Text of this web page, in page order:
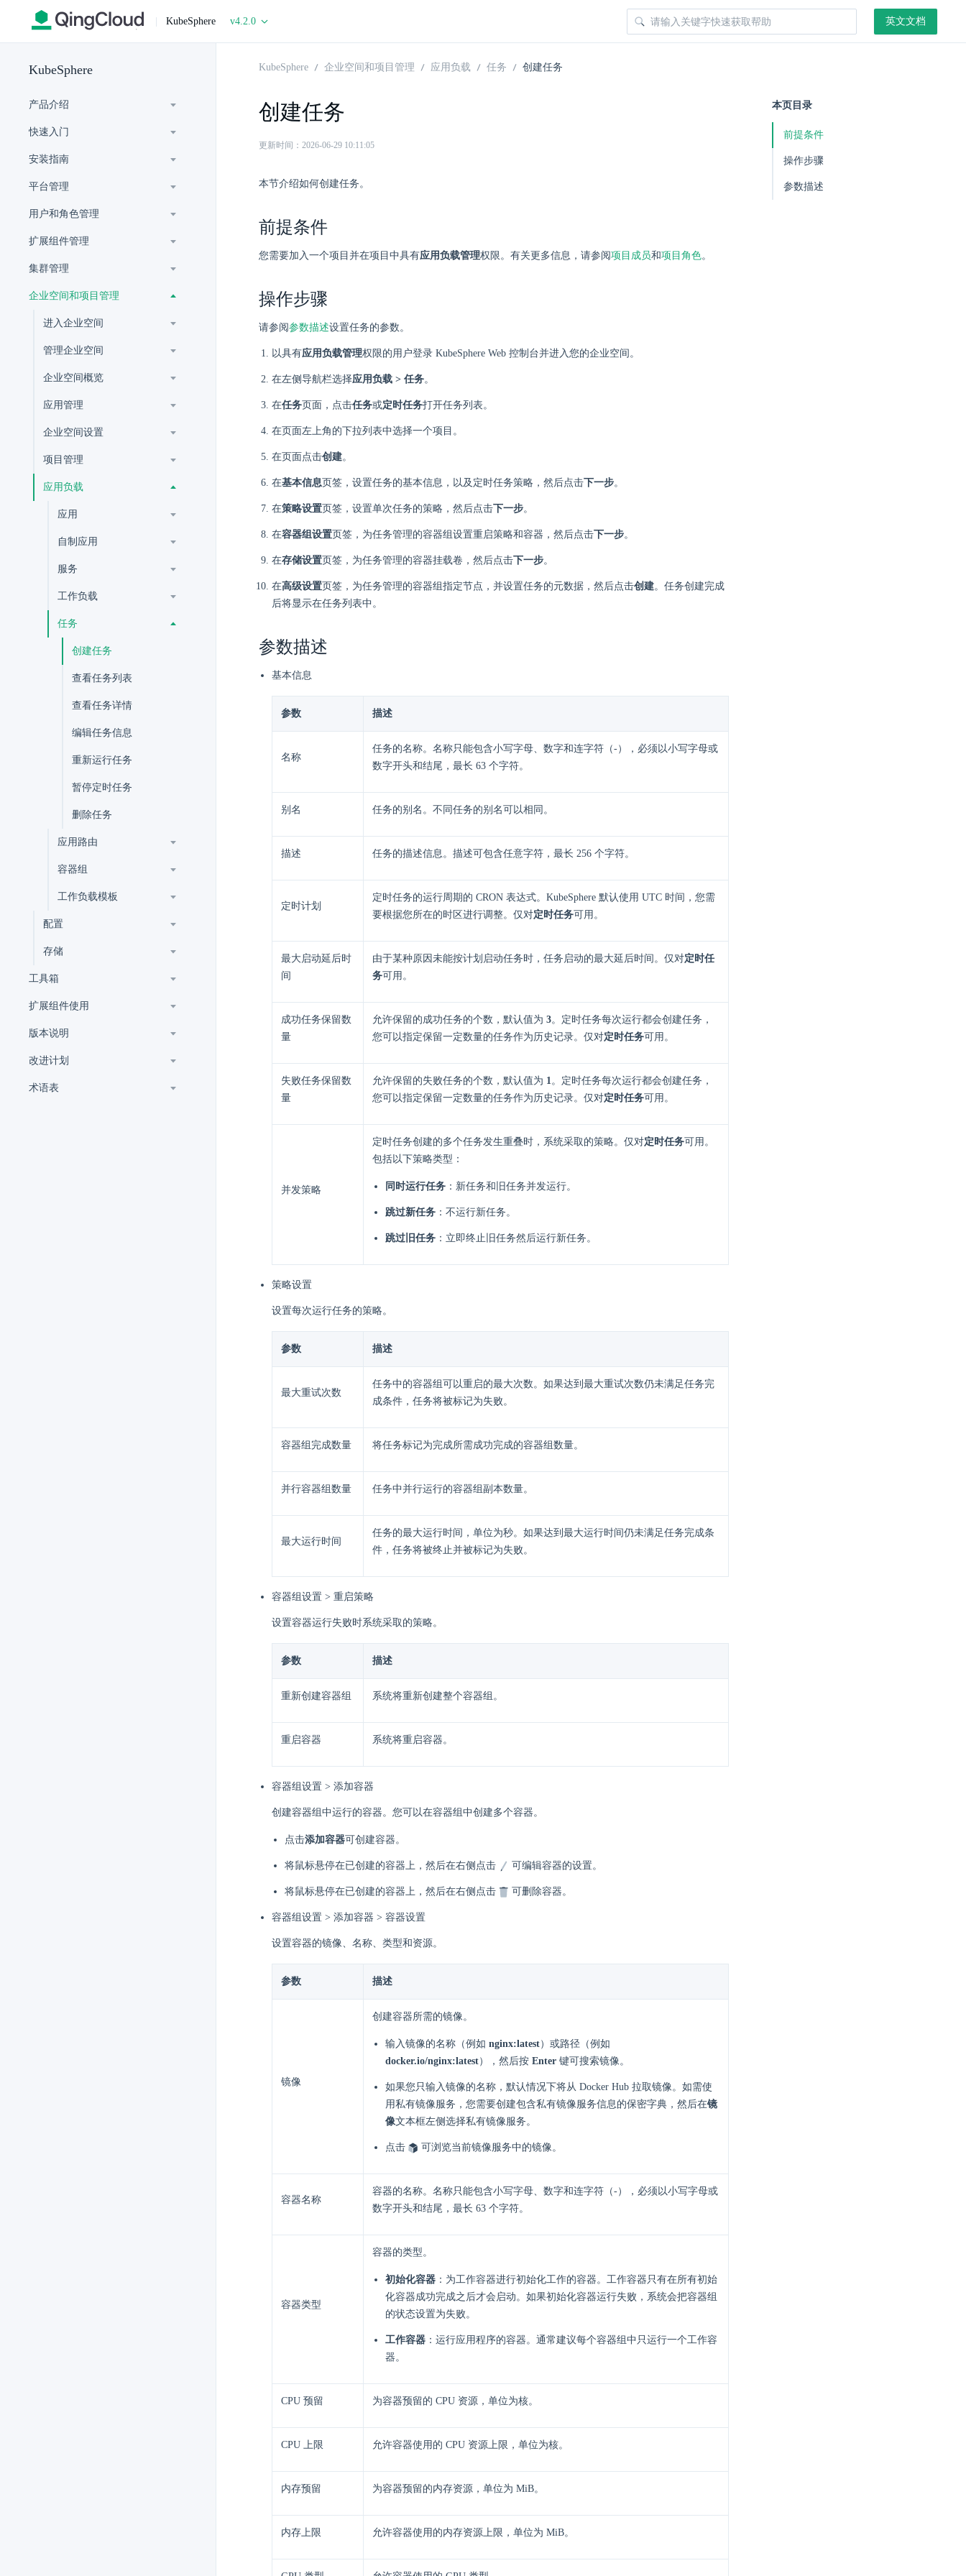
| KubeSphere v4.2.0 英文文档
KubeSphere
产品介绍
快速入门
安装指南
平台管理
用户和角色管理
扩展组件管理
集群管理
企业空间和项目管理
进入企业空间
管理企业空间
企业空间概览
应用管理
企业空间设置
项目管理
应用负载
应用
自制应用
服务
工作负载
任务
创建任务
查看任务列表
查看任务详情
编辑任务信息
重新运行任务
暂停定时任务
删除任务
应用路由
容器组
工作负载模板
配置
存储
工具箱
扩展组件使用
版本说明
改进计划
术语表
KubeSphere 企业空间和项目管理 应用负载 任务 创建任务
创建任务
更新时间：2026-06-29 10:11:05
本节介绍如何创建任务。
前提条件
您需要加入一个项目并在项目中具有应用负载管理权限。有关更多信息，请参阅项目成员和项目角色。
操作步骤
请参阅参数描述设置任务的参数。
以具有应用负载管理权限的用户登录 KubeSphere Web 控制台并进入您的企业空间。
在左侧导航栏选择应用负载 > 任务。
在任务页面，点击任务或定时任务打开任务列表。
在页面左上角的下拉列表中选择一个项目。
在页面点击创建。
在基本信息页签，设置任务的基本信息，以及定时任务策略，然后点击下一步。
在策略设置页签，设置单次任务的策略，然后点击下一步。
在容器组设置页签，为任务管理的容器组设置重启策略和容器，然后点击下一步。
在存储设置页签，为任务管理的容器挂载卷，然后点击下一步。
在高级设置页签，为任务管理的容器组指定节点，并设置任务的元数据，然后点击创建。任务创建完成
后将显示在任务列表中。
参数描述
基本信息
参数 描述
名称
任务的名称。名称只能包含小写字母、数字和连字符（-），必须以小写字母或
数字开头和结尾，最长 63 个字符。
别名 任务的别名。不同任务的别名可以相同。
描述 任务的描述信息。描述可包含任意字符，最长 256 个字符。
定时计划
定时任务的运行周期的 CRON 表达式。KubeSphere 默认使用 UTC 时间，您需
要根据您所在的时区进行调整。仅对定时任务可用。
最大启动延后时
间
由于某种原因未能按计划启动任务时，任务启动的最大延后时间。仅对定时任
务可用。
成功任务保留数
量
允许保留的成功任务的个数，默认值为 3。定时任务每次运行都会创建任务，
您可以指定保留一定数量的任务作为历史记录。仅对定时任务可用。
失败任务保留数
量
允许保留的失败任务的个数，默认值为 1。定时任务每次运行都会创建任务，
您可以指定保留一定数量的任务作为历史记录。仅对定时任务可用。
并发策略
定时任务创建的多个任务发生重叠时，系统采取的策略。仅对定时任务可用。
包括以下策略类型：
同时运行任务 ：新任务和旧任务并发运行。
跳过新任务 ：不运行新任务。
跳过旧任务 ：立即终止旧任务然后运行新任务。
策略设置
设置每次运行任务的策略。
参数 描述
最大重试次数
任务中的容器组可以重启的最大次数。如果达到最大重试次数仍未满足任务完
成条件，任务将被标记为失败。
容器组完成数量 将任务标记为完成所需成功完成的容器组数量。
并行容器组数量 任务中并行运行的容器组副本数量。
最大运行时间
任务的最大运行时间，单位为秒。如果达到最大运行时间仍未满足任务完成条
件，任务将被终止并被标记为失败。
容器组设置 > 重启策略
设置容器运行失败时系统采取的策略。
参数 描述
重新创建容器组 系统将重新创建整个容器组。
重启容器 系统将重启容器。
容器组设置 > 添加容器
创建容器组中运行的容器。您可以在容器组中创建多个容器。
点击添加容器可创建容器。
将鼠标悬停在已创建的容器上，然后在右侧点击 可编辑容器的设置。
将鼠标悬停在已创建的容器上，然后在右侧点击 可删除容器。
容器组设置 > 添加容器 > 容器设置
设置容器的镜像、名称、类型和资源。
参数 描述
镜像
创建容器所需的镜像。
输入镜像的名称（例如 nginx:latest）或路径（例如
docker.io/nginx:latest），然后按 Enter 键可搜索镜像。
如果您只输入镜像的名称，默认情况下将从 Docker Hub 拉取镜像。如需使
用私有镜像服务，您需要创建包含私有镜像服务信息的保密字典，然后在镜
像文本框左侧选择私有镜像服务。
点击 可浏览当前镜像服务中的镜像。
容器名称
容器的名称。名称只能包含小写字母、数字和连字符（-），必须以小写字母或
数字开头和结尾，最长 63 个字符。
容器类型
容器的类型。
初始化容器 ：为工作容器进行初始化工作的容器。工作容器只有在所有初始
化容器成功完成之后才会启动。如果初始化容器运行失败，系统会把容器组
的状态设置为失败。
工作容器 ：运行应用程序的容器。通常建议每个容器组中只运行一个工作容
器。
CPU 预留 为容器预留的 CPU 资源，单位为核。
CPU 上限 允许容器使用的 CPU 资源上限，单位为核。
内存预留 为容器预留的内存资源，单位为 MiB。
内存上限 允许容器使用的内存资源上限，单位为 MiB。
本页目录
前提条件
操作步骤
参数描述